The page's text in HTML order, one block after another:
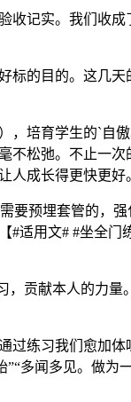
记实。我们收成
的目的。这几天
培育学生的`自
不松弛。不止一
人成长得更快更好
预埋套管的，
适用文# #坐全门
贡献本人的力量
练习我们愈加体
多闻多见。做为